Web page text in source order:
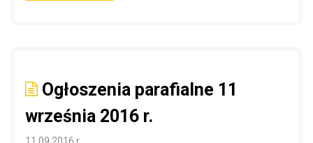
Ogłoszenia parafialne 11
września 2016 r.